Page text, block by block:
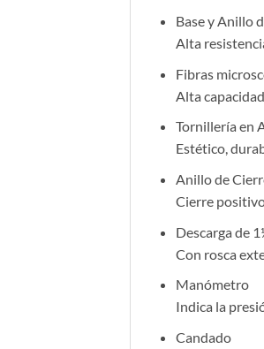
Base y Anillo
Alta
Fibras
Alta
Tornillería en
Estético,
Anillo de
Cierre
Descarga de
Con rosca
Manómetro
Indica la
Candado